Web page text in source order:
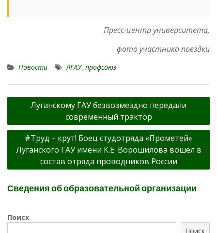
Пресс-центр университета,
фото участника поездки
Новости ЛГАУ, профсоюз
Навигация
записям
Луганскому ГАУ безвозмездно передали
современный трактор
#Труд – крут! Боец студотряда «Прометей»
Луганского ГАУ имени К.Е. Ворошилова вошел в
состав отряда проводников России
Сведения об образовательной организации
Поиск
Поиск